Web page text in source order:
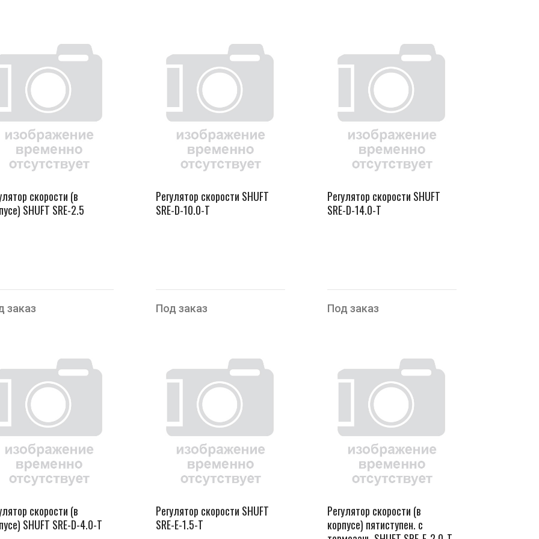
скорости (в
SHUFT SRE-2.5
заказ
Регулятор скорости SHUFT
SRE-D-10.0-T
Под заказ
Регулятор скорости SHUFT
SRE-D-14.0-T
Под заказ
скорости (в
SHUFT SRE-D-4.0-T
Регулятор скорости SHUFT
SRE-E-1.5-T
Регулятор скорости (в
корпусе) пятиступен. с